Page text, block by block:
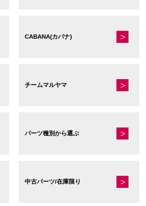
CABANA(カバナ)
チームマルヤマ
パーツ種別から選ぶ
中古パーツ/在庫限り